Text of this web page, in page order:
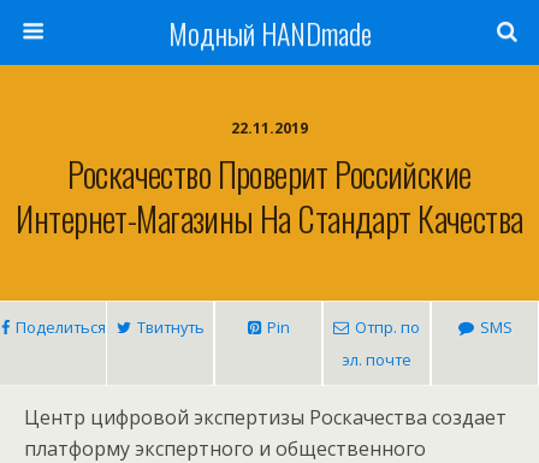
Модный HANDmade
22.11.2019
Роскачество Проверит Российские
Интернет-Магазины На Стандарт Качества
Поделиться Твитнуть Pin
Отпр. по
эл. почте
SMS
Центр цифровой экспертизы Роскачества создает
платформу экспертного и общественного